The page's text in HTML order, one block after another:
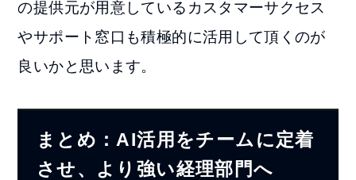
の提供元が用意しているカスタマーサクセス
やサポート窓口も積極的に活用して頂くのが
良いかと思います。
まとめ：AI活用をチームに定着
させ、より強い経理部門へ